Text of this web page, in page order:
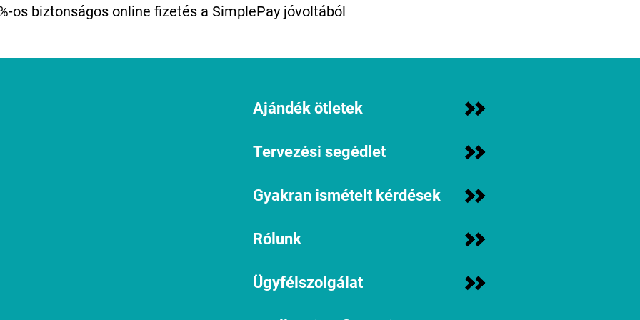
os biztonságos online fizetés a SimplePay jóvoltából
Ajándék ötletek
Tervezési segédlet
Gyakran ismételt kérdések
Rólunk
Ügyfélszolgálat